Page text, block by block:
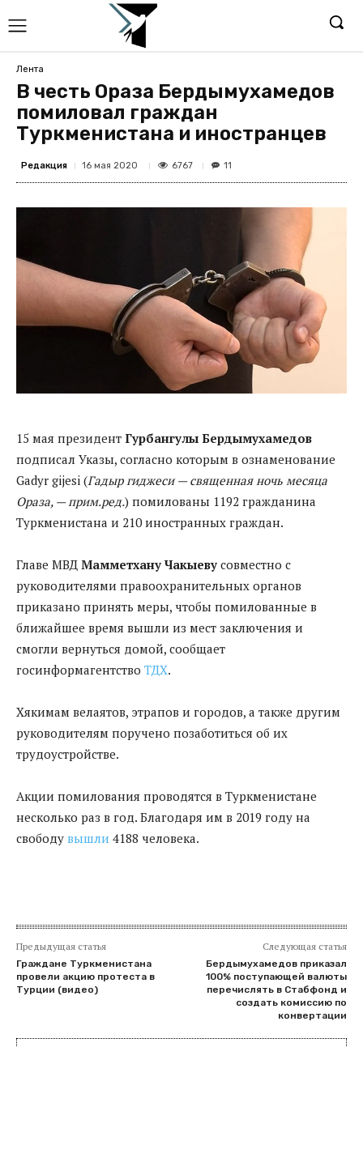
Лента
В честь Ораза Бердымухамедов
помиловал граждан
Туркменистана и иностранцев
Редакция 16 мая 2020 6767 11
15 мая президент Гурбангулы Бердымухамедов
подписал Указы, согласно которым в ознаменование
Gadyr gijesi (Гадыр гиджеси — священная ночь месяца
Ораза, — прим.ред.) помилованы 1192 гражданина
Туркменистана и 210 иностранных граждан.
Главе МВД Мамметхану Чакыеву совместно с
руководителями правоохранительных органов
приказано принять меры, чтобы помилованные в
ближайшее время вышли из мест заключения и
смогли вернуться домой, сообщает
госинформагентство ТДХ.
Хякимам велаятов, этрапов и городов, а также другим
руководителям поручено позаботиться об их
трудоустройстве.
Акции помилования проводятся в Туркменистане
несколько раз в год. Благодаря им в 2019 году на
свободу вышли 4188 человека.
Предыдущая статья
Граждане Туркменистана
провели акцию протеста в
Турции (видео)
Следующая статья
Бердымухамедов приказал
100% поступающей валюты
перечислять в Стабфонд и
создать комиссию по
конвертации